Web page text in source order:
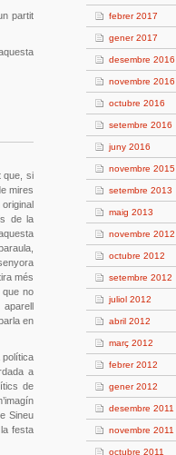
partit
que, si
mires
original
de la
més
que no
en
política
a
de
Sineu
festa
febrer 2017
gener 2017
desembre 2016
novembre 2016
octubre 2016
setembre 2016
juny 2016
novembre 2015
setembre 2013
maig 2013
novembre 2012
octubre 2012
setembre 2012
juliol 2012
abril 2012
març 2012
febrer 2012
gener 2012
desembre 2011
novembre 2011
octubre 2011